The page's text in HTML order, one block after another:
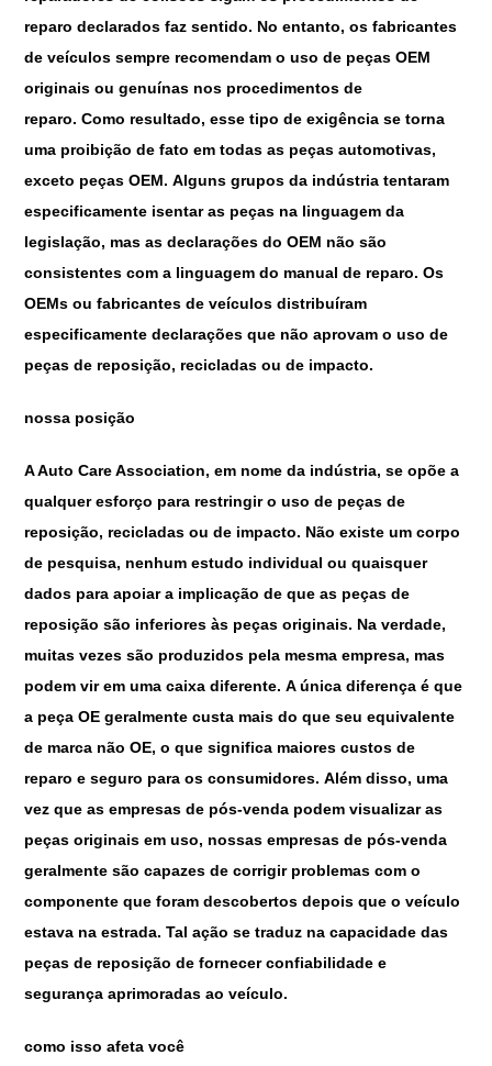
reparo declarados faz sentido. No entanto, os fabricantes
de veículos sempre recomendam o uso de peças OEM
originais ou genuínas nos procedimentos de
reparo. Como resultado, esse tipo de exigência se torna
uma proibição de fato em todas as peças automotivas,
exceto peças OEM. Alguns grupos da indústria tentaram
especificamente isentar as peças na linguagem da
legislação, mas as declarações do OEM não são
consistentes com a linguagem do manual de reparo. Os
OEMs ou fabricantes de veículos distribuíram
especificamente declarações que não aprovam o uso de
peças de reposição, recicladas ou de impacto.
nossa posição
A Auto Care Association, em nome da indústria, se opõe a
qualquer esforço para restringir o uso de peças de
reposição, recicladas ou de impacto. Não existe um corpo
de pesquisa, nenhum estudo individual ou quaisquer
dados para apoiar a implicação de que as peças de
reposição são inferiores às peças originais. Na verdade,
muitas vezes são produzidos pela mesma empresa, mas
podem vir em uma caixa diferente. A única diferença é que
a peça OE geralmente custa mais do que seu equivalente
de marca não OE, o que significa maiores custos de
reparo e seguro para os consumidores. Além disso, uma
vez que as empresas de pós-venda podem visualizar as
peças originais em uso, nossas empresas de pós-venda
geralmente são capazes de corrigir problemas com o
componente que foram descobertos depois que o veículo
estava na estrada. Tal ação se traduz na capacidade das
peças de reposição de fornecer confiabilidade e
segurança aprimoradas ao veículo.
como isso afeta você